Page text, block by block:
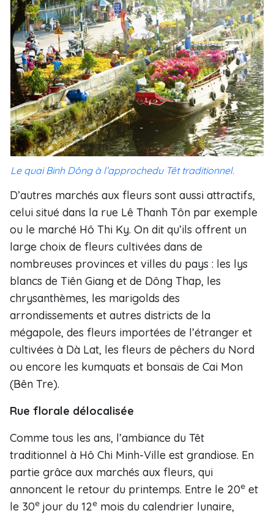
Le quai Binh Dông à l’approchedu Têt traditionnel.
D’autres marchés aux fleurs sont aussi attractifs,
celui situé dans la rue Lê Thanh Tôn par exemple
ou le marché Hô Thi Ky. On dit qu’ils offrent un
large choix de fleurs cultivées dans de
nombreuses provinces et villes du pays : les lys
blancs de Tiên Giang et de Dông Thap, les
chrysanthèmes, les marigolds des
arrondissements et autres districts de la
mégapole, des fleurs importées de l’étranger et
cultivées à Dà Lat, les fleurs de pêchers du Nord
ou encore les kumquats et bonsaïs de Cai Mon
(Bên Tre).
Rue florale délocalisée
Comme tous les ans, l’ambiance du Têt
traditionnel à Hô Chi Minh-Ville est grandiose. En
partie grâce aux marchés aux fleurs, qui
annoncent le retour du printemps. Entre le 20e et
le 30e jour du 12e mois du calendrier lunaire,